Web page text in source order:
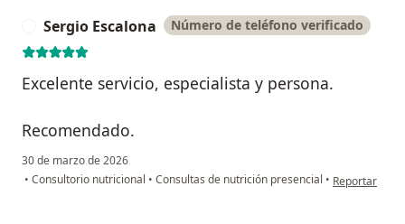
Sergio Escalona Número de teléfono verificado
Excelente servicio, especialista y persona.
Recomendado.
30 de marzo de 2026
• Consultorio nutricional • Consultas de nutrición presencial • en opinión
Reportar